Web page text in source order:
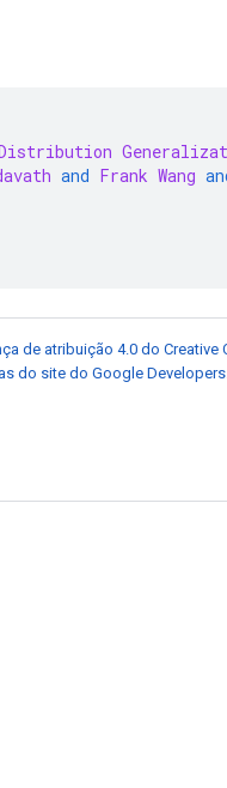
and Frank Wang
de atribuição 4.0 do Creative
do site do Google Developers